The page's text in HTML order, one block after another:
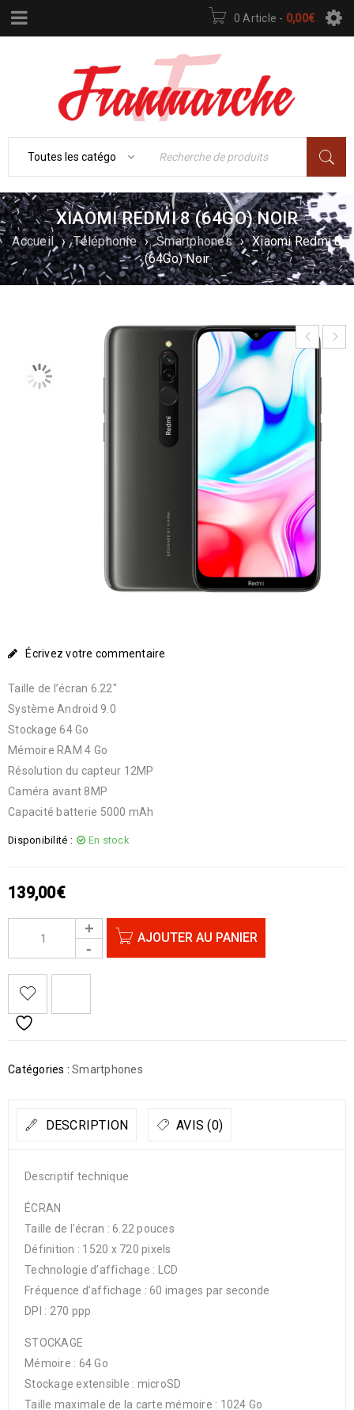
0 Article - 0,00€
XIAOMI REDMI 8 (64GO) NOIR
Accueil › Téléphonie › Smartphones › Xiaomi Redmi 8
(64Go) Noir
Écrivez votre commentaire
Taille de l’écran 6.22″
Système Android 9.0
Stockage 64 Go
Mémoire RAM 4 Go
Résolution du capteur 12MP
Caméra avant 8MP
Capacité batterie 5000 mAh
Disponibilité : En stock
139,00€
AJOUTER AU PANIER
Catégories : Smartphones
DESCRIPTION AVIS (0)
Descriptif technique
ÉCRAN
Taille de l’écran : 6.22 pouces
Définition : 1520 x 720 pixels
Technologie d’affichage : LCD
Fréquence d’affichage : 60 images par seconde
DPI : 270 ppp
STOCKAGE
Mémoire : 64 Go
Stockage extensible : microSD
Taille maximale de la carte mémoire : 1024 Go